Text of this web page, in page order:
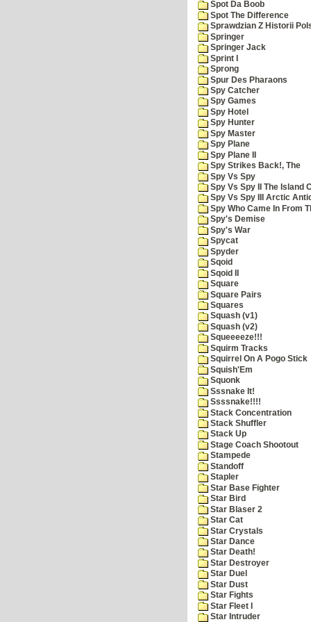
Spot Da Boob
Spot The Difference
Sprawdzian Z Historii
Springer
Springer Jack
Sprint I
Sprong
Spur Des Pharaons
Spy Catcher
Spy Games
Spy Hotel
Spy Hunter
Spy Master
Spy Plane
Spy Plane II
Spy Strikes Back!, The
Spy Vs Spy
Spy Vs Spy II The Island
Spy Vs Spy III Arctic
Spy Who Came In From
Spy's Demise
Spy's War
Spycat
Spyder
Sqoid
Sqoid II
Square
Square Pairs
Squares
Squash (v1)
Squash (v2)
Squeeeeze!!!
Squirm Tracks
Squirrel On A Pogo Stick
Squish'Em
Squonk
Sssnake It!
Ssssnake!!!!
Stack Concentration
Stack Shuffler
Stack Up
Stage Coach Shootout
Stampede
Standoff
Stapler
Star Base Fighter
Star Bird
Star Blaser 2
Star Cat
Star Crystals
Star Dance
Star Death!
Star Destroyer
Star Duel
Star Dust
Star Fights
Star Fleet I
Star Intruder